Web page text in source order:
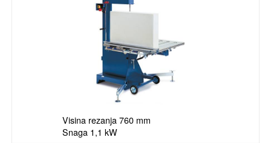
Visina rezanja 760 mm
Snaga 1,1 kW